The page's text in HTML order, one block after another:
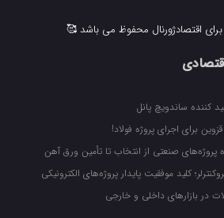
اقتصادژورنال محفوظ می باشد 🥰
کننده ساندویچ پانل
برای اجرای پروژه فولاد!
پروژه‌های صنعتی از انتخاب تا تأمین ورق آهن
کلید موفقیت پایدار پروژه‌های الکترونیکی
در بازارهای داخلی و خارجی